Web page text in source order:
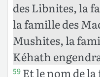
des Libnites, la
la famille des
Mushites, la
Kéhath
59 Et le nom de